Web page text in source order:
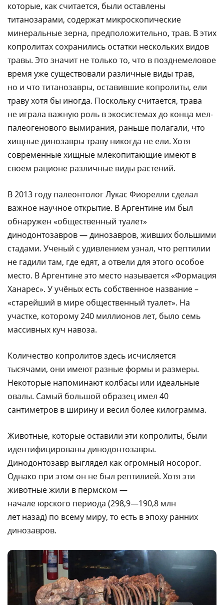
которые, как считается, были оставлены
титанозарами, содержат микроскопические
минеральные зерна, предположительно, трав. В этих
копролитах сохранились остатки нескольких видов
травы. Это значит не только то, что в позднемеловое
время уже существовали различные виды трав,
но и что титанозавры, оставившие копролиты, ели
траву хотя бы иногда. Поскольку считается, трава
не играла важную роль в экосистемах до конца мел-
палеогенового вымирания, раньше полагали, что
хищные динозавры траву никогда не ели. Хотя
современные хищные млекопитающие имеют в
своем рационе различные виды растений.
В 2013 году палеонтолог Лукас Фиорелли сделал
важное научное открытие. В Аргентине им был
обнаружен «общественный туалет»
динодонтозавров — динозавров, живших большими
стадами. Ученый с удивлением узнал, что рептилии
не гадили там, где едят, а отвели для этого особое
место. В Аргентине это место называется «Формация
Ханарес». У учёных есть собственное название –
«старейший в мире общественный туалет». На
участке, которому 240 миллионов лет, было семь
массивных куч навоза.
Количество копролитов здесь исчисляется
тысячами, они имеют разные формы и размеры.
Некоторые напоминают колбасы или идеальные
овалы. Самый большой образец имел 40
сантиметров в ширину и весил более килограмма.
Животные, которые оставили эти копролиты, были
идентифицированы динодонтозавры.
Динодонтозавр выглядел как огромный носорог.
Однако при этом он не был рептилией. Хотя эти
животные жили в пермском —
начале юрского периода (298,9—190,8 млн
лет назад) по всему миру, то есть в эпоху ранних
динозавров.